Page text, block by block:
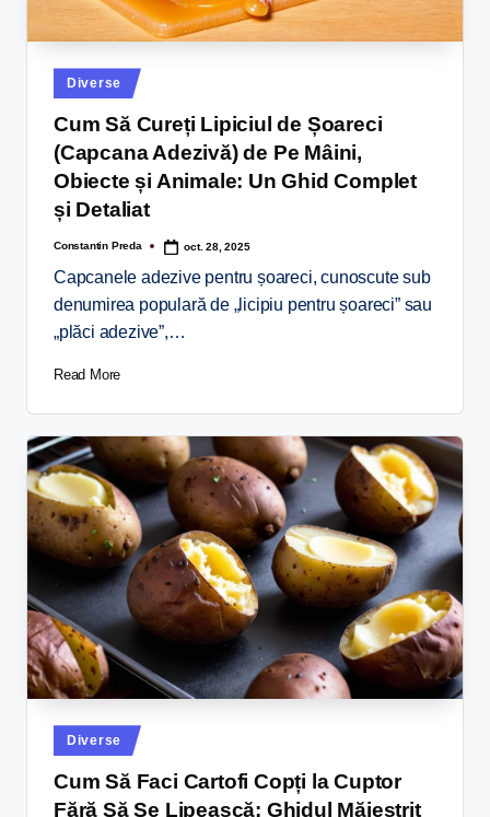
Diverse
Cum Să Cureți Lipiciul de Șoareci
(Capcana Adezivă) de Pe Mâini,
Obiecte și Animale: Un Ghid Complet
și Detaliat
Constantin Preda oct. 28, 2025
Capcanele adezive pentru șoareci, cunoscute sub
denumirea populară de „licipiu pentru șoareci” sau
„plăci adezive”,…
Read More
Diverse
Cum Să Faci Cartofi Copți la Cuptor
Fără Să Se Lipească: Ghidul Măiestrit